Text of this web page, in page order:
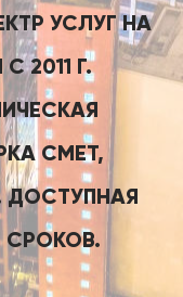
УСЛУГ НА
2011 Г.
СМЕТ,
ДОСТУПНАЯ